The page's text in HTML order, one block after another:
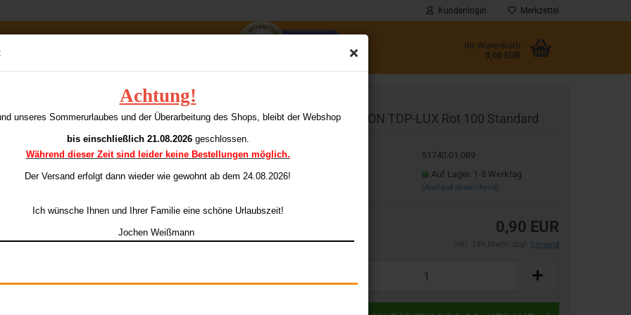
Achtung!
unseres Sommerurlaubes und der Überarbeitung des Shops, bleibt der Webshop
bis einschließlich 21.08.2026geschlossen.
Während dieser Zeit sind leider keine Bestellungen möglich.
Der Versand erfolgt dann wieder wie gewohnt ab dem 24.08.2026!
Ich wünsche Ihnen und Ihrer Familie eine schöne Urlaubszeit!
Jochen Weißmann
Kundenlogin
Passwort
Merkzettel
Ihr Warenkorb
0,00 EUR
TDP-LUX Rot 100 Standard
Kategorie PENTATHLON TDP-LUX Rot 100 Standard
51740.01.089
Auf Lager. 1-3 Werktag
(Ausland abweichend)
0,90 EUR
Versand